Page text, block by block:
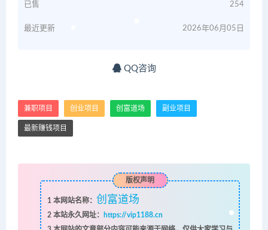
已售 254
最近更新 2026年06月05日
QQ咨询
兼职项目 创业项目 创富道场 副业项目
最新赚钱项目
版权声明
1 本网站名称： 创富道场
2本站永久网址：
https://vip1188.cn